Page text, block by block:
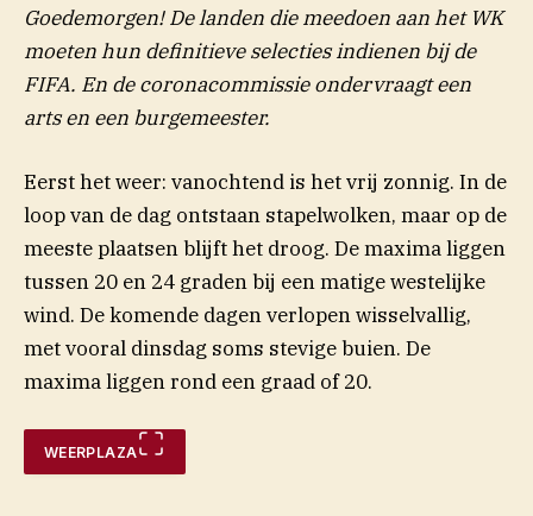
Goedemorgen! De landen die meedoen aan het WK
moeten hun definitieve selecties indienen bij de
FIFA. En de coronacommissie ondervraagt een
arts en een burgemeester.
Eerst het weer: vanochtend is het vrij zonnig. In de
loop van de dag ontstaan stapelwolken, maar op de
meeste plaatsen blijft het droog. De maxima liggen
tussen 20 en 24 graden bij een matige westelijke
wind. De komende dagen verlopen wisselvallig,
met vooral dinsdag soms stevige buien. De
maxima liggen rond een graad of 20.
WEERPLAZA